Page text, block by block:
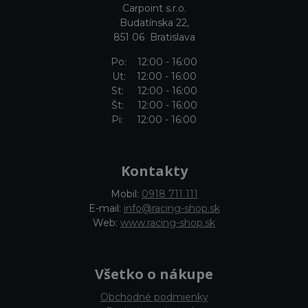
Carpoint s.r.o.
Budatínska 22,
851 06 Bratislava
Po: 12:00 - 16:00
Ut: 12:00 - 16:00
St: 12:00 - 16:00
Št: 12:00 - 16:00
Pi: 12:00 - 16:00
Kontakty
Mobil: 0918 711 111
E-mail: info@racing-shop.sk
Web: www.racing-shop.sk
Všetko o nákupe
Obchodné podmienky